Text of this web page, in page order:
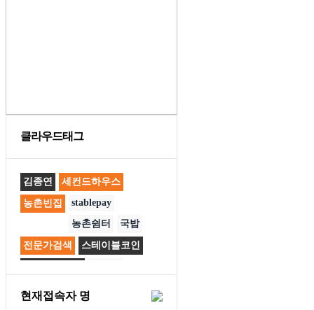
클라우드태그
김종연 세컨드하우스
농촌빈집
stablepay
농촌쉼터
국밥
전문가검색 스테이블코인
컨테이너 공공배달앱
현재접속자 명